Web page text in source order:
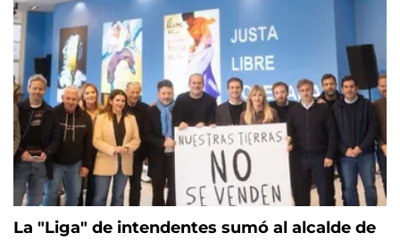
La "Liga" de intendentes sumó al alcalde de